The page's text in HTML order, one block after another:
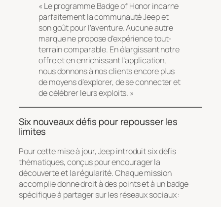
« Le programmeBadge of Honorincarne
parfaitement la communauté Jeep et
son goût pour l’aventure. Aucune autre
marque ne propose d’expérience tout-
terrain comparable. En élargissant notre
offre et en enrichissant l’application,
nous donnons à nos clients encore plus
de moyens d’explorer, de se connecter et
de célébrer leurs exploits. »
Six nouveaux défis pour repousser les
limites
Pour cette mise à jour, Jeep introduit six défis
thématiques, conçus pour encourager la
découverte et la régularité. Chaque mission
accomplie donne droit à des points et à un badge
spécifique à partager sur les réseaux sociaux :